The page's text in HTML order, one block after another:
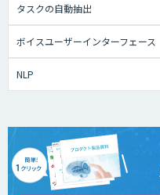
タスクの自動抽出
ボイスユーザーインターフェース
NLP